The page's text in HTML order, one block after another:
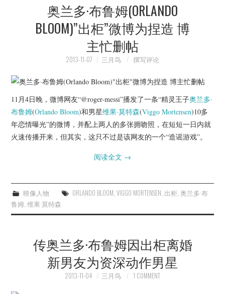
奥兰多·布鲁姆(ORLANDO
BLOOM)”出柜”微博为捏造 博
主忙删帖
2013-11-07 三月鸟 撰写评论
11月4日晚，微博网友“@roger-messi”播发了一条“精灵王子奥兰多·
布鲁姆(Orlando Bloom)和男星维果·莫特森(Viggo Mortensen)10多
年恋情曝光”的微博，并配上两人的多张拥吻照，在短短一日内就
火速传播开来，但其实，这只不过是该网友的一个“造谣游戏”。
阅读全文 →
映像人物 ORLANDO BLOOM, VIGGO MORTENSEN, 出柜, 奥兰多·布
鲁姆,维果·莫特森
传奥兰多·布鲁姆因出柜离婚
新男友为资深动作男星
2013-11-04 三月鸟 1 COMMENT